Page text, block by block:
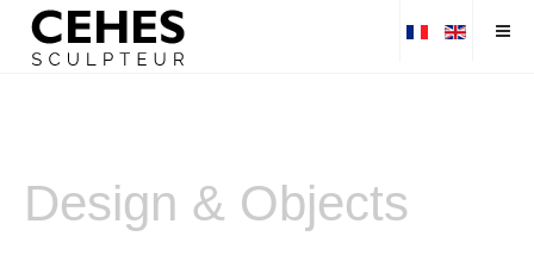
Design & Objects